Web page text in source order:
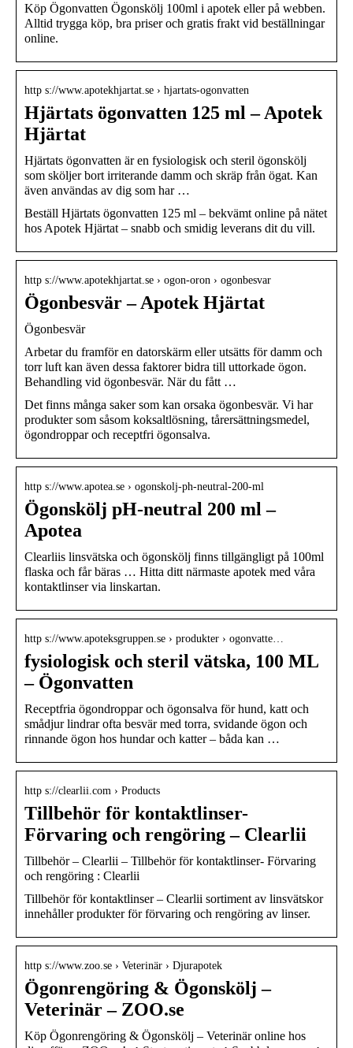
Köp Ögonvatten Ögonskölj 100ml i apotek eller på webben.
Alltid trygga köp, bra priser och gratis frakt vid beställningar
online.
http s://www.apotekhjartat.se › hjartats-ogonvatten
Hjärtats ögonvatten 125 ml – Apotek
Hjärtat
Hjärtats ögonvatten är en fysiologisk och steril ögonskölj
som sköljer bort irriterande damm och skräp från ögat. Kan
även användas av dig som har …
Beställ Hjärtats ögonvatten 125 ml – bekvämt online på nätet
hos Apotek Hjärtat – snabb och smidig leverans dit du vill.
http s://www.apotekhjartat.se › ogon-oron › ogonbesvar
Ögonbesvär – Apotek Hjärtat
Ögonbesvär
Arbetar du framför en datorskärm eller utsätts för damm och
torr luft kan även dessa faktorer bidra till uttorkade ögon.
Behandling vid ögonbesvär. När du fått …
Det finns många saker som kan orsaka ögonbesvär. Vi har
produkter som såsom koksaltlösning, tårersättningsmedel,
ögondroppar och receptfri ögonsalva.
http s://www.apotea.se › ogonskolj-ph-neutral-200-ml
Ögonskölj pH-neutral 200 ml –
Apotea
Clearliis linsvätska och ögonskölj finns tillgängligt på 100ml
flaska och får bäras … Hitta ditt närmaste apotek med våra
kontaktlinser via linskartan.
http s://www.apoteksgruppen.se › produkter › ogonvatte…
fysiologisk och steril vätska, 100 ML
– Ögonvatten
Receptfria ögondroppar och ögonsalva för hund, katt och
smådjur lindrar ofta besvär med torra, svidande ögon och
rinnande ögon hos hundar och katter – båda kan …
http s://clearlii.com › Products
Tillbehör för kontaktlinser-
Förvaring och rengöring – Clearlii
Tillbehör – Clearlii – Tillbehör för kontaktlinser- Förvaring
och rengöring : Clearlii
Tillbehör för kontaktlinser – Clearlii sortiment av linsvätskor
innehåller produkter för förvaring och rengöring av linser.
http s://www.zoo.se › Veterinär › Djurapotek
Ögonrengöring & Ögonskölj –
Veterinär – ZOO.se
Köp Ögonrengöring & Ögonskölj – Veterinär online hos